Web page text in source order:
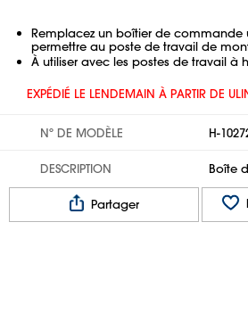
Remplacez un boîtier de commande
permettre au poste de travail de
À utiliser avec les postes de travail à
EXPÉDIÉ LE LENDEMAIN À PARTIR DE
Nº DE MODÈLE H-
DESCRIPTION Boîte
Partager